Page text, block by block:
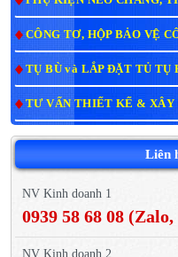
CÔNG TƠ, HỘP BẢO VỆ
TỤ BÙ và LẮP ĐẶT TỦ TỤ
TƯ VẤN THIẾT KẾ & XÂY
Liên
NV Kinh doanh 1
0939 58 68 08
NV Kinh doanh 2